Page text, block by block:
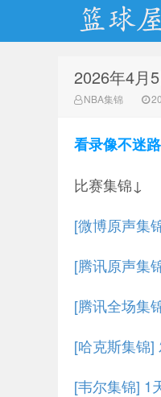
NBA录像网
2026年4月
NBA集锦
看录像不迷
比赛集锦↓
[微博原声集
[腾讯原声集
[腾讯全场集
[哈克斯集锦]
[韦尔集锦] 1